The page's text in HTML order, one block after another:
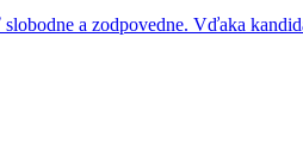
a zodpovedne. Vďaka